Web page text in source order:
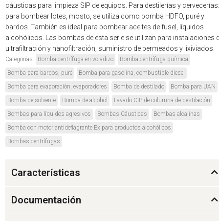
cáusticas para limpieza SIP de equipos. Para destilerías y cervecerías:
para bombear lotes, mosto, se utiliza como bomba HDFO, puré y
bardos. También es ideal para bombear aceites de fusel, líquidos
alcohólicos. Las bombas de esta serie se utilizan para instalaciones
ultrafiltración y nanofiltración, suministro de permeados y lixiviados.
Categorías: Bomba centrífuga en voladizo
Bomba centrífuga química
Bomba para bardos, puré
Bomba para gasolina, combustible diesel
Bomba para evaporación, evaporadores
Bomba de destilado
Bomba para UAN
Bomba de solvente
Bomba de alcohol
Lavado CIP de columna de destilación
Bombas para líquidos agresivos
Bombas Cáusticas
Bombas alcalinas
Bomba con motor antideflagrante Ex para productos alcohólicos
Bombas centrífugas
Características
Documentación